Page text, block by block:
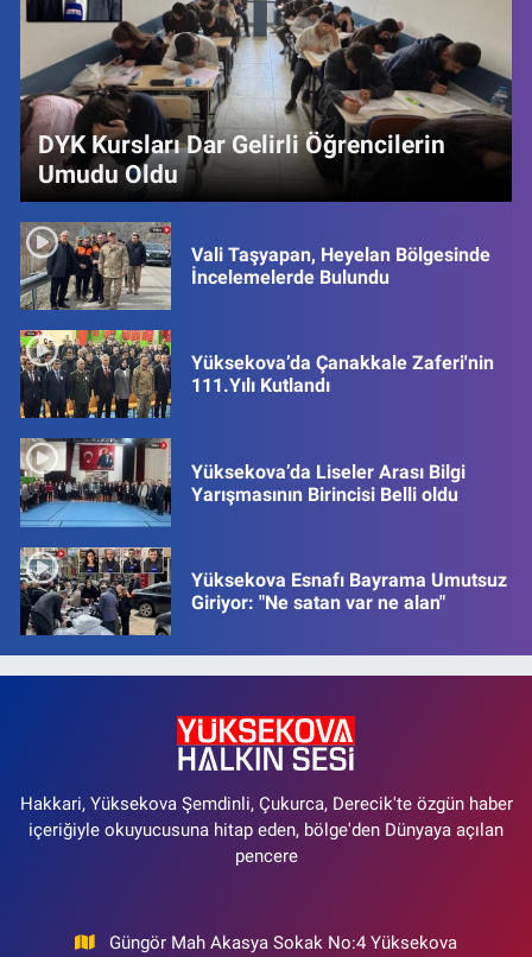
DYK Kursları Dar Gelirli Öğrencilerin
Umudu Oldu
Vali Taşyapan, Heyelan Bölgesinde
İncelemelerde Bulundu
Yüksekova’da Çanakkale Zaferi'nin
111.Yılı Kutlandı
Yüksekova’da Liseler Arası Bilgi
Yarışmasının Birincisi Belli oldu
Yüksekova Esnafı Bayrama Umutsuz
Giriyor: "Ne satan var ne alan"
Hakkari, Yüksekova Şemdinli, Çukurca, Derecik'te özgün haber
içeriğiyle okuyucusuna hitap eden, bölge'den Dünyaya açılan
pencere
Güngör Mah Akasya Sokak No:4 Yüksekova